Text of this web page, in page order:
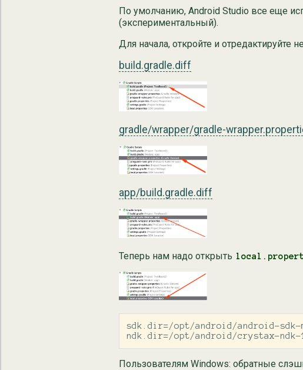
По умолчанию, Android Studio все еще
(экспериментальный).
Для начала, откройте и отредактируйте
build.gradle.diff
gradle/wrapper/gradle-
app/build.gradle.diff
Теперь нам надо открыть
sdk.dir=/opt/android/android-sdk-
ndk.dir=/opt/android/crystax-ndk-
Пользователям Windows: обратные